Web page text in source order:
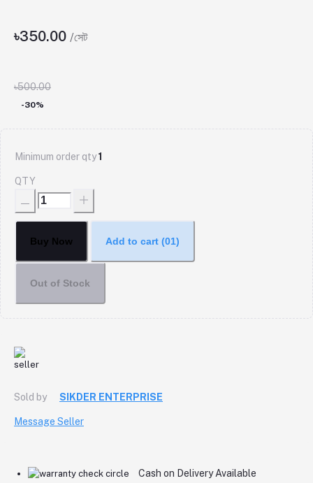
৳350.00 /সেট
৳500.00
-30%
Minimum order qty1
QTY
Buy Now Add to cart (01)
Out of Stock
Sold by SIKDER ENTERPRISE
Message Seller
Cash on Delivery Available